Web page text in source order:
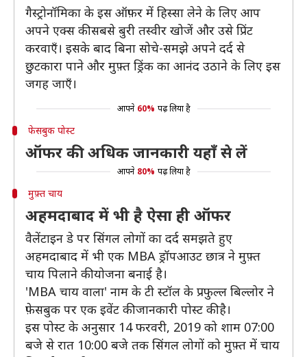
गैस्ट्रोनॉमिका के इस ऑफ़र में हिस्सा लेने के लिए आप
अपने एक्स की सबसे बुरी तस्वीर खोजें और उसे प्रिंट
करवाएँ। इसके बाद बिना सोचे-समझे अपने दर्द से
छुटकारा पाने और मुफ़्त ड्रिंक का आनंद उठाने के लिए इस
जगह जाएँ।
आपने 60% पढ़ लिया है
फेसबुक पोस्ट
ऑफर की अधिक जानकारी यहाँ से लें
आपने 80% पढ़ लिया है
मुफ़्त चाय
अहमदाबाद में भी है ऐसा ही ऑफर
वैलेंटाइन डे पर सिंगल लोगों का दर्द समझते हुए
अहमदाबाद में भी एक MBA ड्रॉपआउट छात्र ने मुफ़्त
चाय पिलाने की योजना बनाई है।
'MBA चाय वाला' नाम के टी स्टॉल के प्रफुल्ल बिल्लोर ने
फ़ेसबुक पर एक इवेंट की जानकारी पोस्ट की है।
इस पोस्ट के अनुसार 14 फरवरी, 2019 को शाम 07:00
बजे से रात 10:00 बजे तक सिंगल लोगों को मुफ़्त में चाय